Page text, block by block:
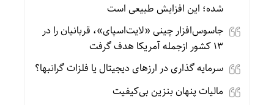
شده؛ این افزایش طبیعی است
جاسوس‌افزار چینی «لایت‌اسپای»، قربانیان را در
۱۳ کشور ازجمله آمریکا هدف گرفت
سرمایه گذاری در ارزهای دیجیتال یا فلزات گرانبها؟
مالیات پنهان بنزین بی‌کیفیت